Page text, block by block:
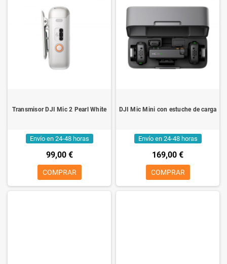
Transmisor DJI Mic 2 Pearl White
Envío en 24-48 horas
99,00 €
COMPRAR
DJI Mic Mini con estuche de carga
Envío en 24-48 horas
169,00 €
COMPRAR